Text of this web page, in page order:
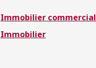
Immobilier commercial
Immobilier